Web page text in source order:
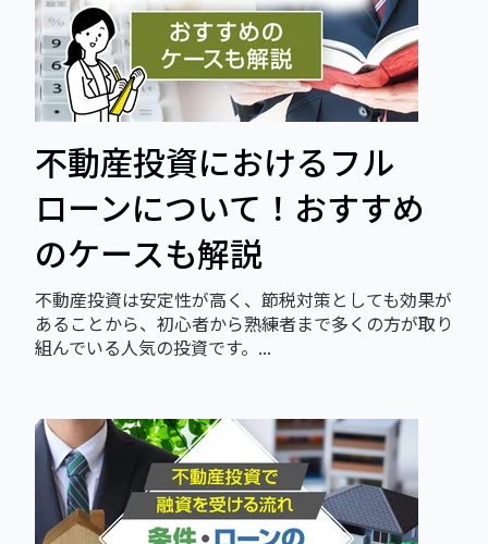
不動産投資におけるフル
ローンについて！おすすめ
のケースも解説
不動産投資は安定性が高く、節税対策としても効果が
あることから、初心者から熟練者まで多くの方が取り
組んでいる人気の投資です。...